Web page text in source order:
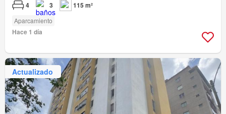
4 3 115 m²
Aparcamiento
Hace 1 día
Actualizado